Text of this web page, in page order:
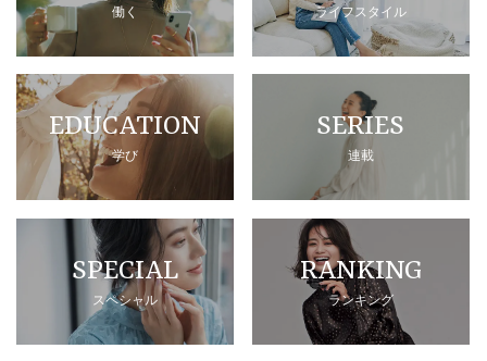
働く ライフスタイル
EDUCATION
学び
SERIES
連載
SPECIAL
スペシャル
RANKING
ランキング